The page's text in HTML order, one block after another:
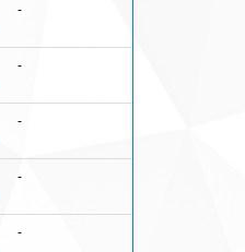
-
-
-
-
-